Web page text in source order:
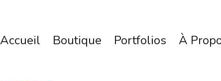
Accueil Boutique Portfolios À